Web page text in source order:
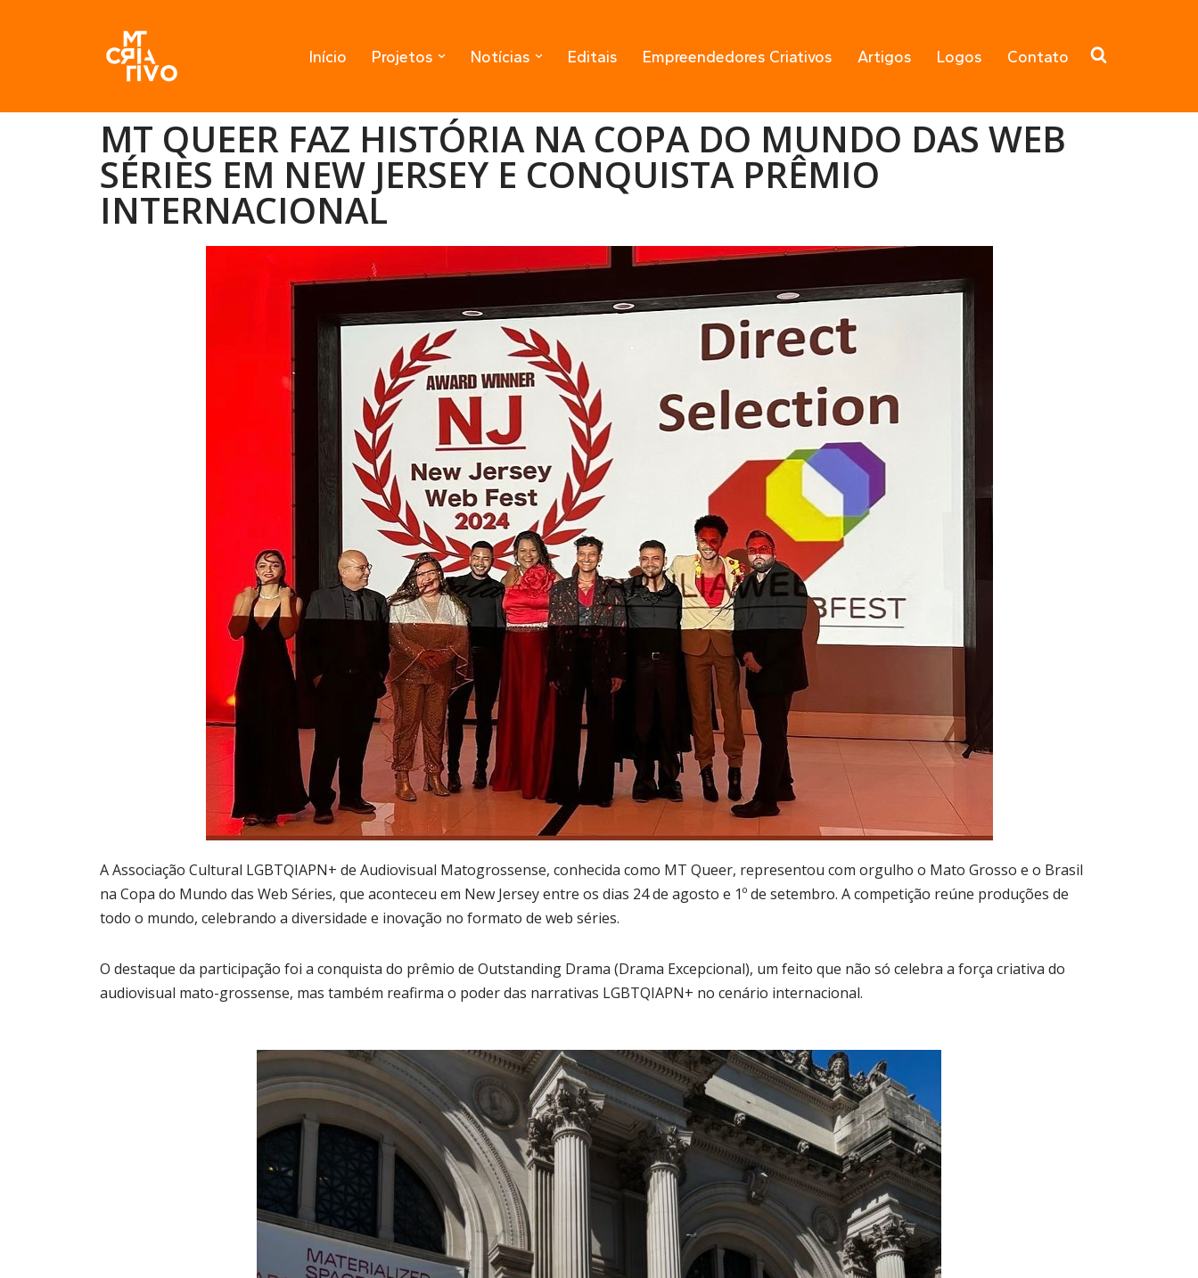
Início Projetos Notícias Editais Empreendedores Criativos Artigos Logos Contato
MT QUEER FAZ HISTÓRIA NA COPA DO MUNDO DAS WEB
SÉRIES EM NEW JERSEY E CONQUISTA PRÊMIO
INTERNACIONAL
A Associação Cultural LGBTQIAPN+ de Audiovisual Matogrossense, conhecida como MT Queer, representou com orgulho o Mato Grosso e o Brasil
na Copa do Mundo das Web Séries, que aconteceu em New Jersey entre os dias 24 de agosto e 1º de setembro. A competição reúne produções de
todo o mundo, celebrando a diversidade e inovação no formato de web séries.
O destaque da participação foi a conquista do prêmio de Outstanding Drama (Drama Excepcional), um feito que não só celebra a força criativa do
audiovisual mato-grossense, mas também reafirma o poder das narrativas LGBTQIAPN+ no cenário internacional.